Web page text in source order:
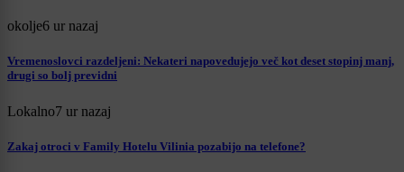
okolje6 ur nazaj
Vremenoslovci razdeljeni: Nekateri napovedujejo več kot deset stopinj manj,
drugi so bolj previdni
Lokalno7 ur nazaj
Zakaj otroci v Family Hotelu Vilinia pozabijo na telefone?